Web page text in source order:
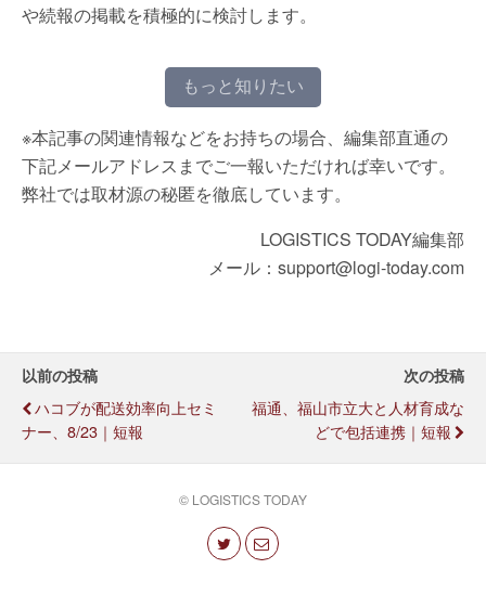
や続報の掲載を積極的に検討します。
もっと知りたい
※本記事の関連情報などをお持ちの場合、編集部直通の
下記メールアドレスまでご一報いただければ幸いです。
弊社では取材源の秘匿を徹底しています。
LOGISTICS TODAY編集部
メール：support@logi-today.com
以前の投稿
ハコブが配送効率向上セミ
ナー、8/23｜短報
次の投稿
福通、福山市立大と人材育成な
どで包括連携｜短報
© LOGISTICS TODAY